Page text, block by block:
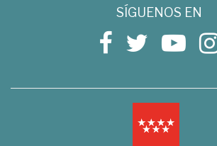
SÍGUENOS EN